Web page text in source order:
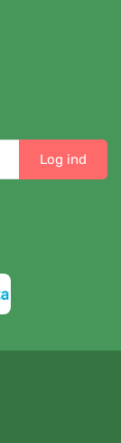
Log ind